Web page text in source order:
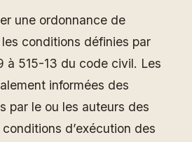
une ordonnance de
conditions définies par
à 515-13 du code civil. Les
informées des
par le ou les auteurs des
d’exécution des